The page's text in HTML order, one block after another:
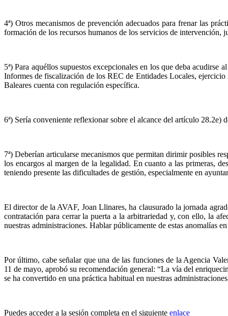
4ª) Otros mecanismos de prevención adecuados para frenar las
formación de los recursos humanos de los servicios de intervención,
5ª) Para aquéllos supuestos excepcionales en los que deba
Informes de fiscalización de los REC de Entidades Locales,
Baleares cuenta con regulación específica.
6ª) Sería conveniente reflexionar sobre el alcance del artículo
7ª) Deberían articularse mecanismos que permitan dirimir posibles
los encargos al margen de la legalidad. En cuanto a las primeras,
teniendo presente las dificultades de gestión, especialmente en
El director de la AVAF, Joan Llinares, ha clausurado la jornada
contratación para cerrar la puerta a la arbitrariedad y, con ello, la
nuestras administraciones. Hablar públicamente de estas anomalías
Por último, cabe señalar que una de las funciones de la Agencia
11 de mayo, aprobó su recomendación general: “La vía del
se ha convertido en una práctica habitual en nuestras
Puedes acceder a la sesión completa en el siguiente enlace